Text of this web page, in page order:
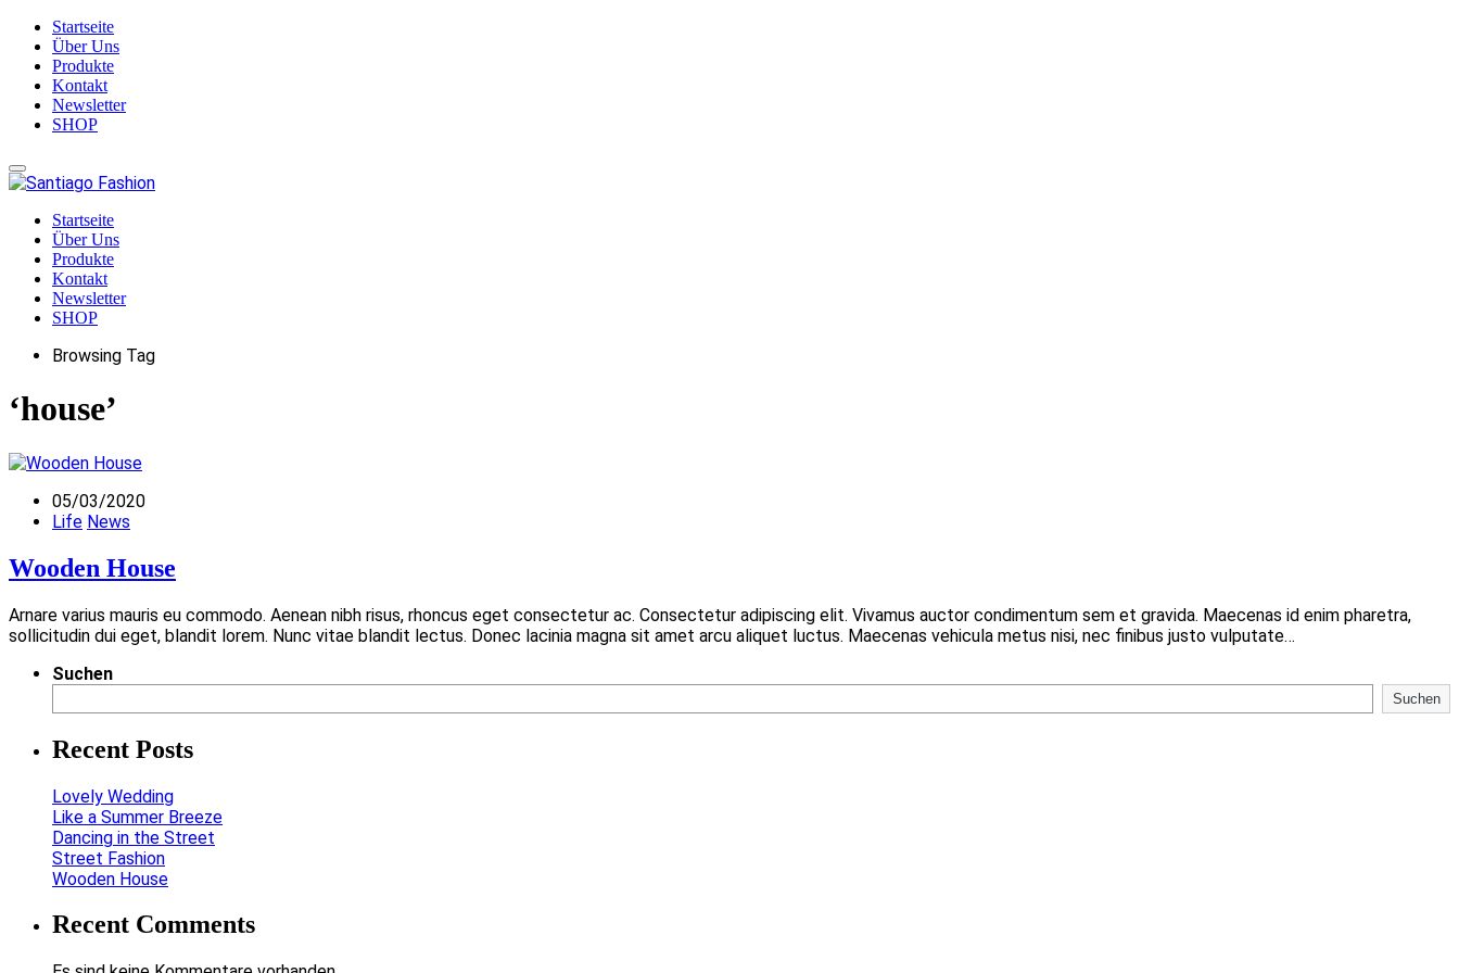
Startseite
Über Uns
Produkte
Kontakt
Newsletter
SHOP
Startseite
Über Uns
Produkte
Kontakt
Newsletter
SHOP
Browsing Tag
‘house’
05/03/2020
Life News
Wooden House
Arnare varius mauris eu commodo. Aenean nibh risus, rhoncus eget consectetur ac. Consectetur adipiscing elit. Vivamus auctor condimentum sem et gravida. Maecenas id enim pharetra,
sollicitudin dui eget, blandit lorem. Nunc vitae blandit lectus. Donec lacinia magna sit amet arcu aliquet luctus. Maecenas vehicula metus nisi, nec finibus justo vulputate…
Suchen
Suchen
Recent Posts
Lovely Wedding
Like a Summer Breeze
Dancing in the Street
Street Fashion
Wooden House
Recent Comments